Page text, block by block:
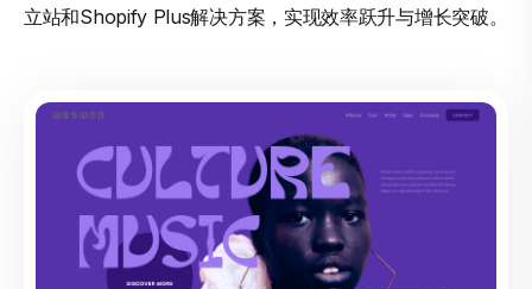
立站和Shopify Plus解决方案，实现效率跃升与增长突破。